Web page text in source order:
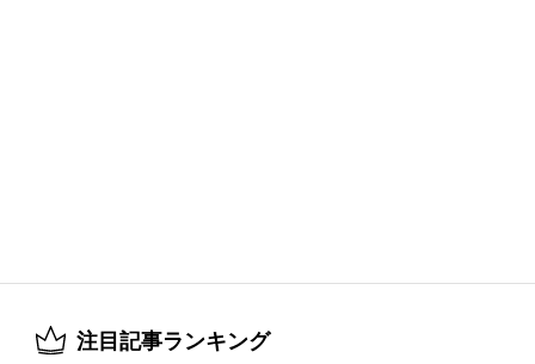
注目記事ランキング